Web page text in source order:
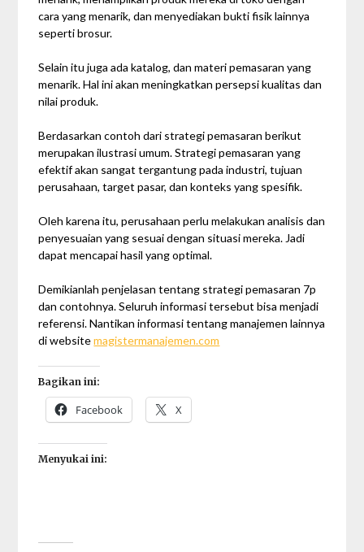
cara yang menarik, dan menyediakan bukti fisik lainnya
seperti brosur.
Selain itu juga ada katalog, dan materi pemasaran yang
menarik. Hal ini akan meningkatkan persepsi kualitas dan
nilai produk.
Berdasarkan contoh dari strategi pemasaran berikut
merupakan ilustrasi umum. Strategi pemasaran yang
efektif akan sangat tergantung pada industri, tujuan
perusahaan, target pasar, dan konteks yang spesifik.
Oleh karena itu, perusahaan perlu melakukan analisis dan
penyesuaian yang sesuai dengan situasi mereka. Jadi
dapat mencapai hasil yang optimal.
Demikianlah penjelasan tentang strategi pemasaran 7p
dan contohnya. Seluruh informasi tersebut bisa menjadi
referensi. Nantikan informasi tentang manajemen lainnya
di websitemagistermanajemen.com
Bagikan ini:
Facebook X
Menyukai ini: